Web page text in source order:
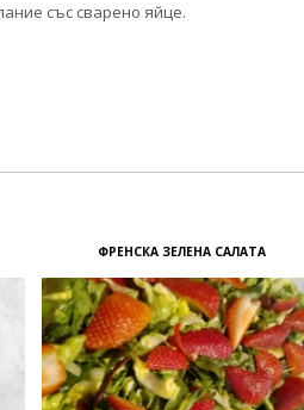
със сварено яйце.
ФРЕНСКА ЗЕЛЕНА САЛАТА